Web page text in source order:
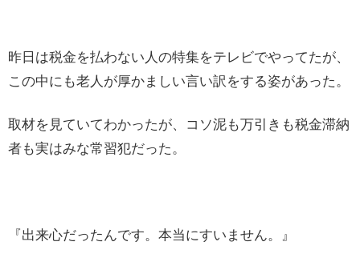
昨日は税金を払わない人の特集をテレビでやってたが、
この中にも老人が厚かましい言い訳をする姿があった。
取材を見ていてわかったが、コソ泥も万引きも税金滞納
者も実はみな常習犯だった。
『出来心だったんです。本当にすいません。』